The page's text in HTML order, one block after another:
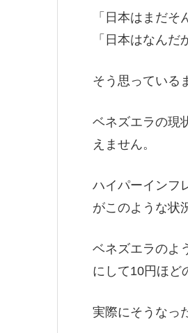
「日本はまだそ
「日本はなんだ
そう思っている
ベネズエラの現
えません。
ハイパーインフ
がこのような状
ベネズエラのよ
にして10円ほど
実際にそうなっ